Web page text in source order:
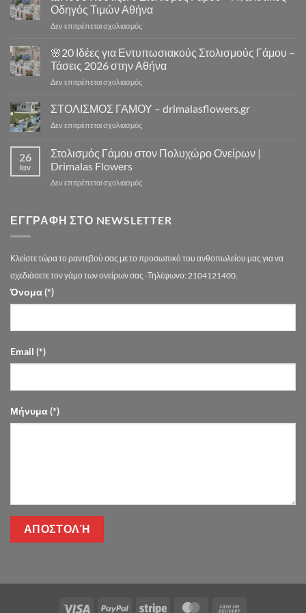
Flowers
Γάμου
Εκκλησία
Αθήνα
10
Μοναδικά
Concept
Design
Αξέχαστους
Γάμου
Οδηγός Τιμών Αθήνα
Δεν επιτρέπεται σχολιασμόςστο
Κοστίζει
ο
Στολισμός
–
Οδηγός
Αθήνα
🌸20 Ιδέες για Εντυπωσιακούς Στολισμούς Γάμου –
Τάσεις 2026 στην Αθήνα
Δεν επιτρέπεται σχολιασμόςστο
20
Ιδέες
για
Στολισμούς
Τάσεις
Αθήνα
ΣΤΟΛΙΣΜΟΣ ΓΑΜΟΥ – drimalasflowers.gr
Δεν επιτρέπεται σχολιασμόςστο
–
26
Ιαν
Στολισμός Γάμου στον Πολυχώρο Ονείρων |
Drimalas Flowers
Δεν επιτρέπεται σχολιασμόςστο
στον
Drimalas
Flowers
ΕΓΓΡΑΦΉ ΣΤΟ NEWSLETTER
Κλείστε τώρα το ραντεβού σας με το προσωπικό του ανθοπωλείου μας για να
σχεδιάσετε τον γάμο των ονείρων σας -Τηλέφωνο: 2104121400.
Όνομα (*)
Email (*)
Μήνυμα (*)
Visa PayPal Stripe MasterCard